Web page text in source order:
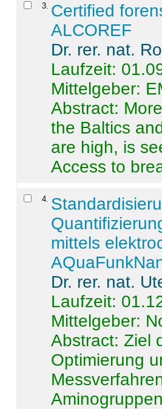
3 Certified
ALCOREF
Dr. rer. nat.
Laufzeit:
Mittelgeber:
Abstract:
the Baltics
are high, is
Access to
4
mittels
Dr. rer. nat.
Laufzeit:
Mittelgeber:
Abstract:Ziel
Optimierung